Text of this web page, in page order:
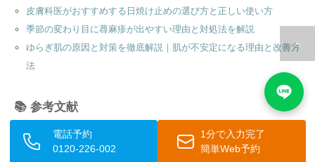
皮膚科医がおすすめする日焼け止めの選び方と正しい使い方
季節の変わり目に蕁麻疹が出やすい理由と対処法を解説
ゆらぎ肌の原因と対策を徹底解説｜肌が不安定になる理由と改善方
法
📚 参考文献
日本皮膚科学会– 皮膚のバリア機能・アトピー性皮膚炎・脂漏性
皮膚炎・にきび（尋常性ざ瘡）・花粉皮膚炎・乾燥性湿疹など、記
電話予約
0120-226-002
1分で入力完了
簡単Web予約